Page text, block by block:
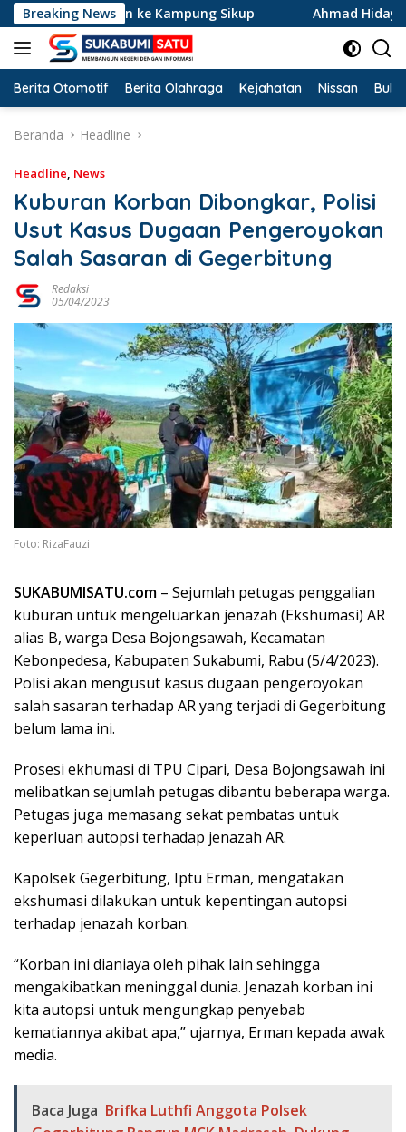
Langsung
ke
konten
Breaking News
ke Kampung Sikup Ahmad Hidayat Raih Suara
Berita Otomotif Berita Olahraga Kejahatan Nissan
Beranda Headline
Headline, News
Kuburan Korban Dibongkar, Polisi
Usut Kasus Dugaan Pengeroyokan
Salah Sasaran di Gegerbitung
Redaksi
05/04/2023
Foto: RizaFauzi
SUKABUMISATU.com – Sejumlah petugas penggalian
kuburan untuk mengeluarkan jenazah (Ekshumasi) AR
alias B, warga Desa Bojongsawah, Kecamatan
Kebonpedesa, Kabupaten Sukabumi, Rabu (5/4/2023).
Polisi akan mengusut kasus dugaan pengeroyokan
salah sasaran terhadap AR yang terjadi di Gegerbitung
belum lama ini.
Prosesi ekhumasi di TPU Cipari, Desa Bojongsawah ini
melibatkan sejumlah petugas dibantu beberapa warga.
Petugas juga memasang sekat pembatas untuk
keperluan autopsi terhadap jenazah AR.
Kapolsek Gegerbitung, Iptu Erman, mengatakan
ekshumasi dilakukan untuk kepentingan autopsi
terhadap jenazah korban.
“Korban ini dianiaya oleh pihak lain sehingga
mengakibatkan meninggal dunia. Jenazah korban ini
kita autopsi untuk mengungkap penyebab
kematiannya akibat apa,” ujarnya, Erman kepada awak
media.
Baca Juga Brifka Luthfi Anggota Polsek